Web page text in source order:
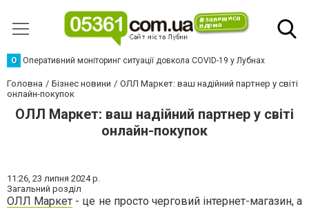
О Оперативний моніторинг ситуації довкола COVID-19 у Лубнах
Головна Бізнес новини
ОЛЛ Маркет: ваш надійний партнер у світі
онлайн-покупок
ОЛЛ Маркет: ваш надійний партнер у світі
онлайн-покупок
11:26, 23 липня 2024 р.
Загальний розділ
ОЛЛ Маркет - це не просто черговий інтернет-магазин, а